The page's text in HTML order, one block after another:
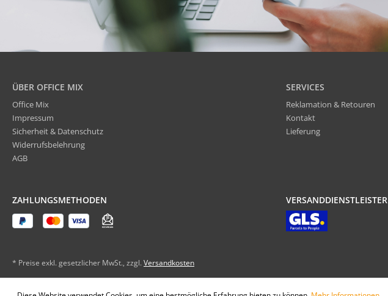
ÜBER OFFICE MIX
Office Mix
Impressum
Sicherheit & Datenschutz
Widerrufsbelehrung
AGB
SERVICES
Reklamation & Retouren
Kontakt
Lieferung
ZAHLUNGSMETHODEN VERSANDDIENSTLEISTER
* Preise exkl. gesetzlicher MwSt., zzgl. Versandkosten